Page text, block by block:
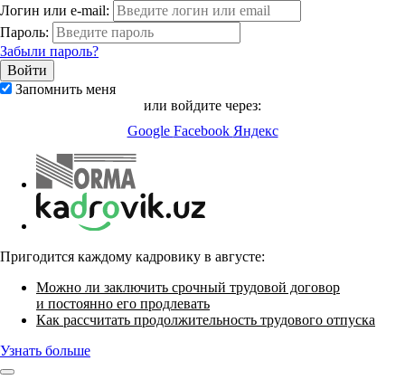
Логин или e-mail:
Пароль:
Забыли пароль?
Запомнить меня
или войдите через:
Google Facebook Яндекс
Пригодится каждому кадровику в августе:
Можно ли заключить срочный трудовой договор
и постоянно его продлевать
Как рассчитать продолжительность трудового отпуска
Узнать больше